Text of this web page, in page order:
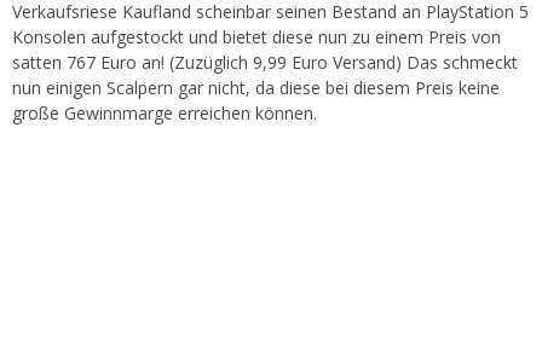
Verkaufsriese Kaufland scheinbar seinen Bestand an PlayStation 5
Konsolen aufgestockt und bietet diese nun zu einem Preis von
satten 767 Euro an! (Zuzüglich 9,99 Euro Versand) Das schmeckt
nun einigen Scalpern gar nicht, da diese bei diesem Preis keine
große Gewinnmarge erreichen können.